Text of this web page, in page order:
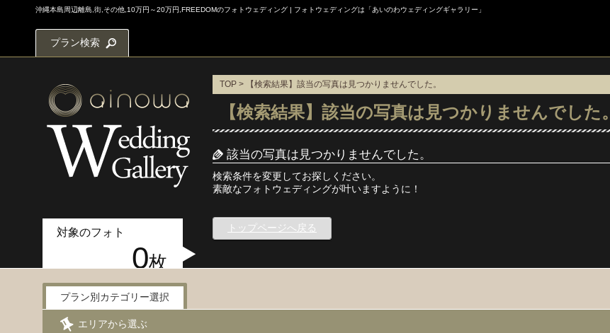
沖縄本島周辺離島,街,その他,10万円～20万円,FREEDOMのフォトウェディング | フォトウェディングは「あいのわウェディングギャラリー」
プラン検索
対象のフォト
0枚
写真検索メニュー
TOP > 【検索結果】該当の写真は見つかりませんでした。
【検索結果】該当の写真は見つかりませんでした。
該当の写真は見つかりませんでした。
検索条件を変更してお探しください。
素敵なフォトウェディングが叶いますように！
トップページへ戻る
プラン別カテゴリー選択
エリアから選ぶ